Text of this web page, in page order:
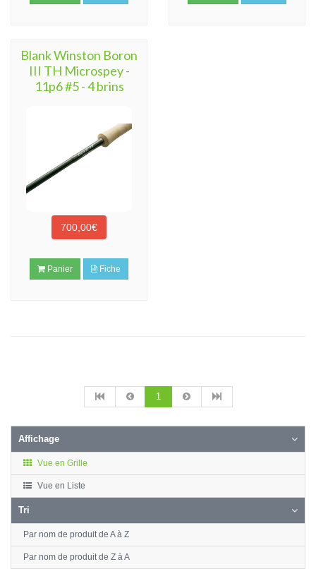
Blank Winston Boron
III TH Microspey -
11p6 #5 - 4 brins
700,00€
Panier Fiche
1
Affichage
Vue en Grille
Vue en Liste
Tri
Par nom de produit de A à Z
Par nom de produit de Z à A